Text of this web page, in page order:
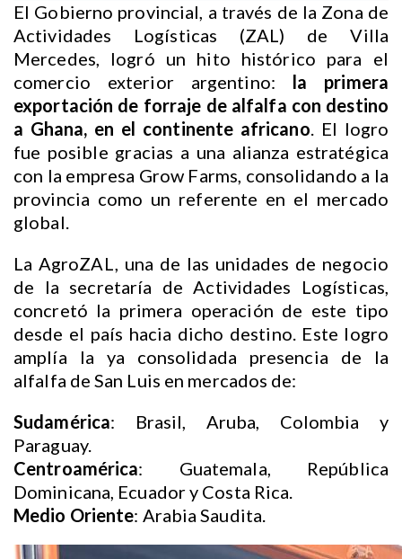
El Gobierno provincial, a través de la Zona de
Actividades Logísticas (ZAL) de Villa
Mercedes, logró un hito histórico para el
comercio exterior argentino: la primera
exportación de forraje de alfalfa con destino
a Ghana, en el continente africano. El logro
fue posible gracias a una alianza estratégica
con la empresa Grow Farms, consolidando a la
provincia como un referente en el mercado
global.
La AgroZAL, una de las unidades de negocio
de la secretaría de Actividades Logísticas,
concretó la primera operación de este tipo
desde el país hacia dicho destino. Este logro
amplía la ya consolidada presencia de la
alfalfa de San Luis en mercados de:
Sudamérica: Brasil, Aruba, Colombia y
Paraguay.
Centroamérica: Guatemala, República
Dominicana, Ecuador y Costa Rica.
Medio Oriente: Arabia Saudita.